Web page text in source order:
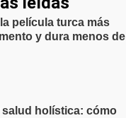
película turca más
y dura menos de
holística: cómo